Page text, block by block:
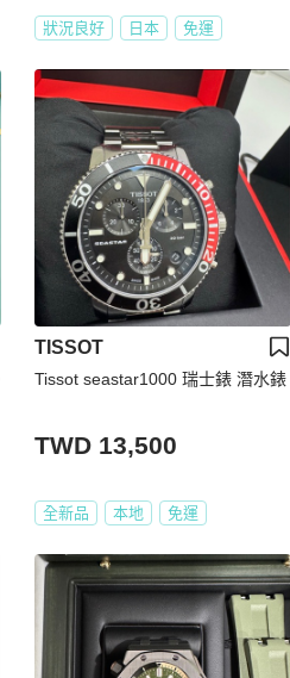
狀況良好 日本 免運
TISSOT
Tissot seastar1000 瑞士錶 潛水錶
TWD 13,500
全新品 本地 免運